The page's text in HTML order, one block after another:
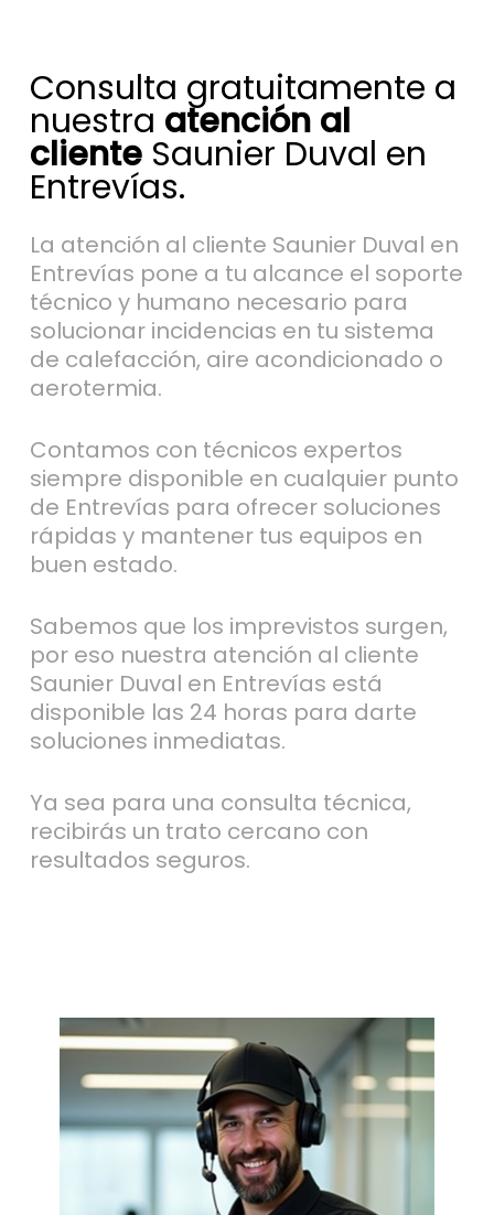
Consulta gratuitamente a
nuestra atención al
clienteSaunier Duval en
Entrevías.
La atención al cliente Saunier Duval en
Entrevías pone a tu alcance el soporte
técnico y humano necesario para
solucionar incidencias en tu sistema
de calefacción, aire acondicionado o
aerotermia.
Contamos con técnicos expertos
siempre disponible en cualquier punto
de Entrevías para ofrecer soluciones
rápidas y mantener tus equipos en
buen estado.
Sabemos que los imprevistos surgen,
por eso nuestra atención al cliente
Saunier Duval en Entrevías está
disponible las 24 horas para darte
soluciones inmediatas.
Ya sea para una consulta técnica,
recibirás un trato cercano con
resultados seguros.